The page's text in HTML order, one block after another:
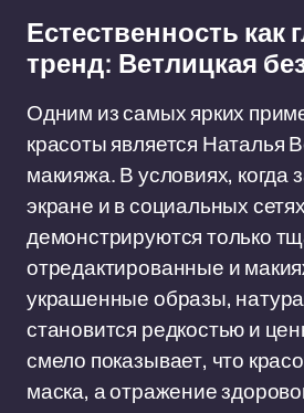
Естественность как
тренд: Ветлицкая
Одним из самых ярких
красоты является Наталья
макияжа. В условиях, когда
экране и в социальных сетях
демонстрируются только
отредактированные и
украшенные образы,
становится редкостью и
смело показывает, что
маска, а отражение